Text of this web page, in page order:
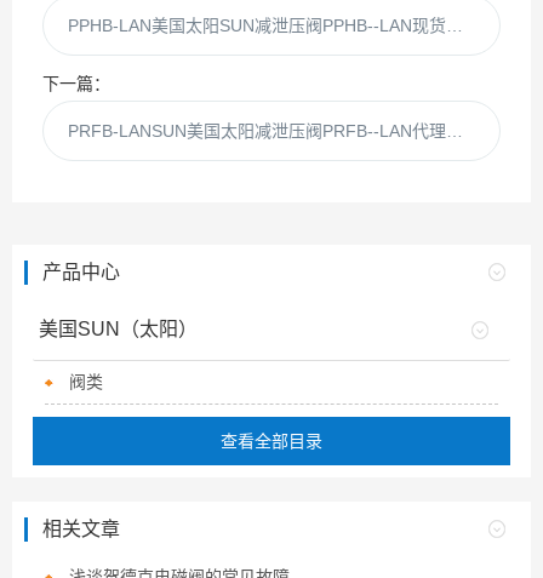
下一篇：
产品中心
美国SUN（太阳）
阀类
查看全部目录
相关文章